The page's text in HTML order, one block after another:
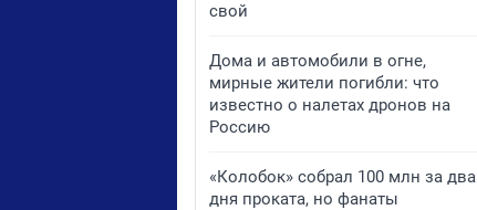
свой
Дома и автомобили в огне,
мирные жители погибли: что
известно о налетах дронов на
Россию
«Колобок» собрал 100 млн за два
дня проката, но фанаты